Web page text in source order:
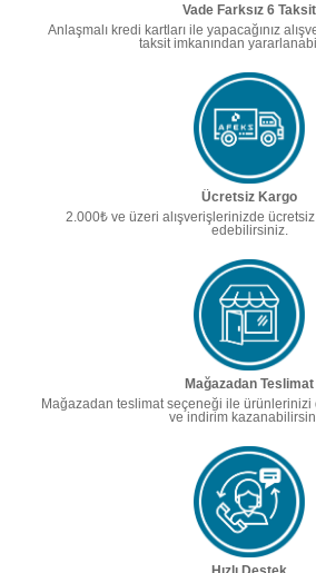
Vade Farksız 6 Taksit
Anlaşmalı kredi kartları ile yapacağınız
taksit imkanından
Ücretsiz Kargo
2.000₺ ve üzeri alışverişlerinizde
edebilirsiniz.
Mağazadan Teslimat
Mağazadan teslimat seçeneği ile ürünlerinizi
ve indirim